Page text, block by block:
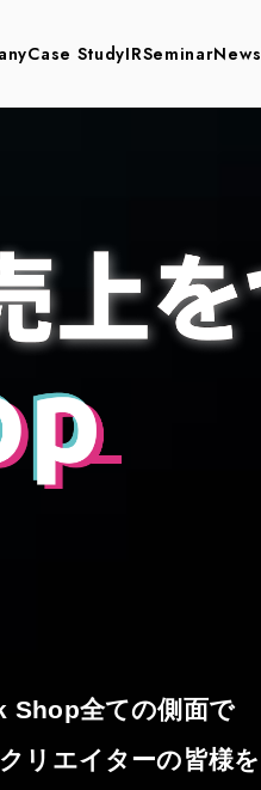
Case StudyIRSeminarNews
Shop全ての側面で
リエイターの皆様を